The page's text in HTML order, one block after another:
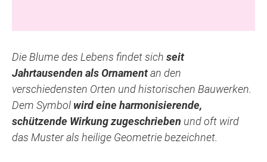
Die Blume des Lebens findet sich seit
Jahrtausenden als Ornamentan den
verschiedensten Orten und historischen Bauwerken.
Dem Symbol wird eine harmonisierende,
schützende Wirkung zugeschrieben und oft wird
das Muster als heilige Geometrie bezeichnet.